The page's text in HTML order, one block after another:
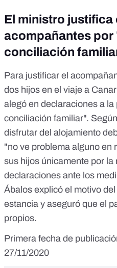
El ministro justifica
acompañantes por
conciliación
Para justificar el
dos hijos en el viaje a
alegó en declaraciones a
conciliación familiar".
disfrutar del alojamiento
"no ve problema alguno en
sus hijos únicamente por la
declaraciones ante los
Ábalos explicó el motivo
estancia y aseguró que el
propios.
Primera fecha de
27/11/2020